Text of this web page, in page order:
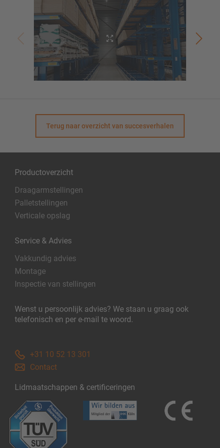
Terug naar overzicht van succesverhalen
Productoverzicht
Draagarmstellingen
Palletstellingen
Verticale opslag
Service & Advies
Vakkundig advies
Montage
Inspectie van stellingen
Wenst u persoonlijk advies? We staan u graag ook
telefonisch en per e-mail te woord.
+31 10 52 13 301
Contact
Lidmaatschappen & certificeringen